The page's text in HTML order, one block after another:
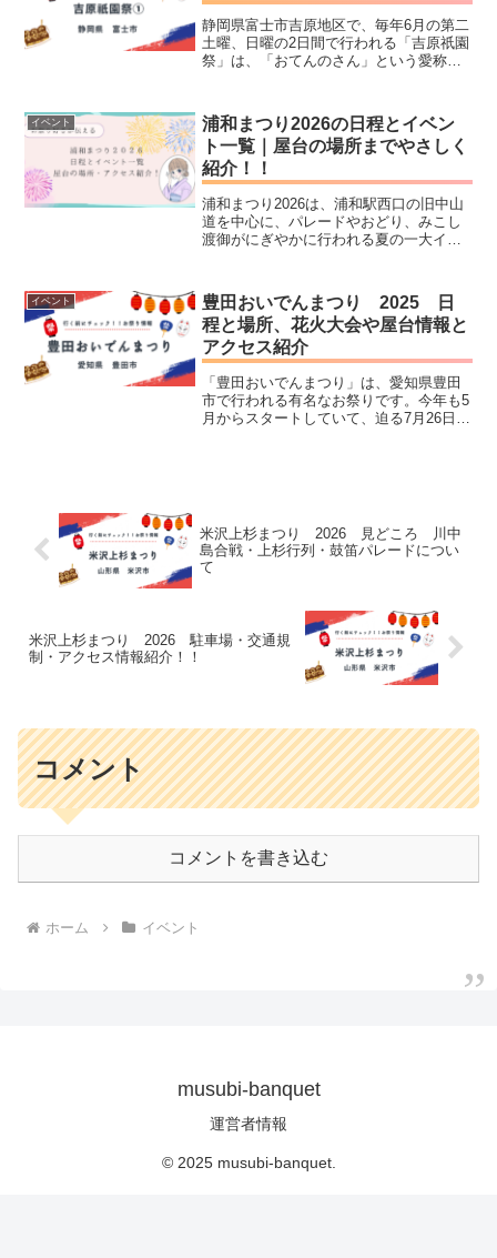
静岡県富士市吉原地区で、毎年6月の第二
土曜、日曜の2日間で行われる「吉原祇園
祭」は、「おてんのさん」という愛称で
祭りなのか？どのような歴史があるの
か？350年以上継承...
イベント
浦和まつり2026の日程とイベン
ト一覧｜屋台の場所までやさしく
紹介！！
浦和まつり2026は、浦和駅西口の旧中山
道を中心に、パレードやおどり、みこし
渡御がにぎやかに行われる夏の一大イベ
か」を知っておくと、当日の動きがぐっ
とラクになります。この...
イベント
豊田おいでんまつり 2025 日
程と場所、花火大会や屋台情報と
アクセス紹介
「豊田おいでんまつり」は、愛知県豊田
市で行われる有名なお祭りです。今年も5
月からスタートしていて、迫る7月26日
米沢上杉まつり 2026 見どころ 川中
島合戦・上杉行列・鼓笛パレードについ
て
米沢上杉まつり 2026 駐車場・交通規
制・アクセス情報紹介！！
コメント
コメントを書き込む
ホーム イベント
musubi-banquet
運営者情報
© 2025 musubi-banquet.